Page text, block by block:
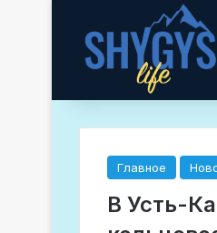
Главное
В Усть-